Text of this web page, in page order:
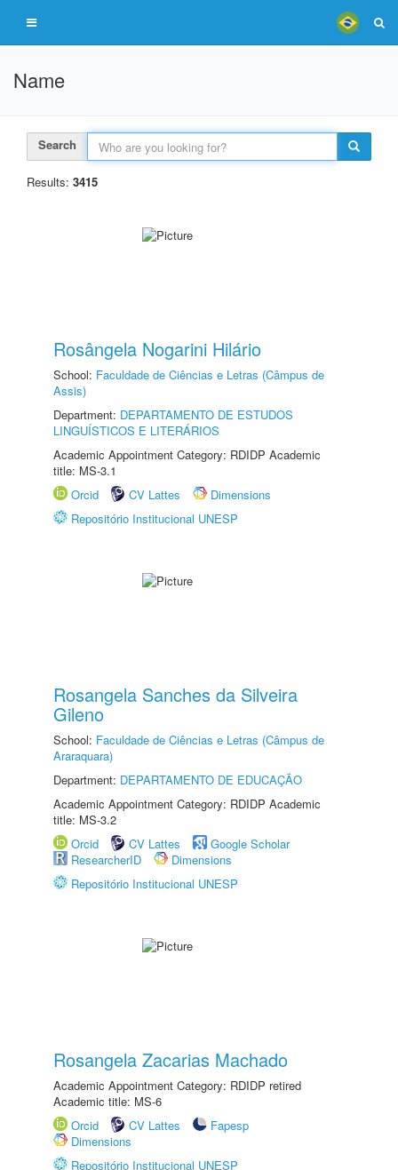
Name
Search
Results: 3415
Rosângela Nogarini Hilário
School: Faculdade de Ciências e Letras (Câmpus de
Assis)
Department: DEPARTAMENTO DE ESTUDOS
LINGUÍSTICOS E LITERÁRIOS
Academic Appointment Category: RDIDP Academic
title: MS-3.1
Orcid
CV Lattes
Dimensions
Repositório Institucional UNESP
Rosangela Sanches da Silveira
Gileno
School: Faculdade de Ciências e Letras (Câmpus de
Araraquara)
Department: DEPARTAMENTO DE EDUCAÇÃO
Academic Appointment Category: RDIDP Academic
title: MS-3.2
Orcid
CV Lattes
Google Scholar
ResearcherID
Dimensions
Repositório Institucional UNESP
Rosangela Zacarias Machado
Academic Appointment Category: RDIDP retired
Academic title: MS-6
Orcid
CV Lattes
Fapesp
Dimensions
Repositório Institucional UNESP